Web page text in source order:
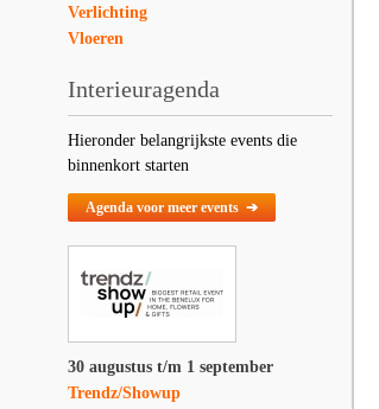
Verlichting
Vloeren
Interieuragenda
Hieronder belangrijkste events die
binnenkort starten
Agenda voor meer events ➔
30 augustus t/m 1 september
Trendz/Showup